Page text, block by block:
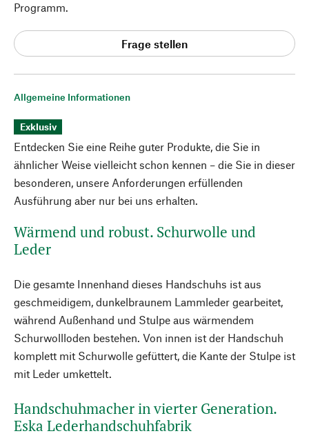
Allgemeine Informationen
Exklusiv
Entdecken Sie eine Reihe guter Produkte, die Sie in
ähnlicher Weise vielleicht schon kennen – die Sie in dieser
besonderen, unsere Anforderungen erfüllenden
Ausführung aber nur bei uns erhalten.
Wärmend und robust. Schurwolle und
Leder
Die gesamte Innenhand dieses Handschuhs ist aus
geschmeidigem, dunkelbraunem Lammleder gearbeitet,
während Außenhand und Stulpe aus wärmendem
Schurwollloden bestehen. Von innen ist der Handschuh
komplett mit Schurwolle gefüttert, die Kante der Stulpe ist
mit Leder umkettelt.
Handschuhmacher in vierter Generation.
Eska Lederhandschuhfabrik
Programm.
Frage stellen